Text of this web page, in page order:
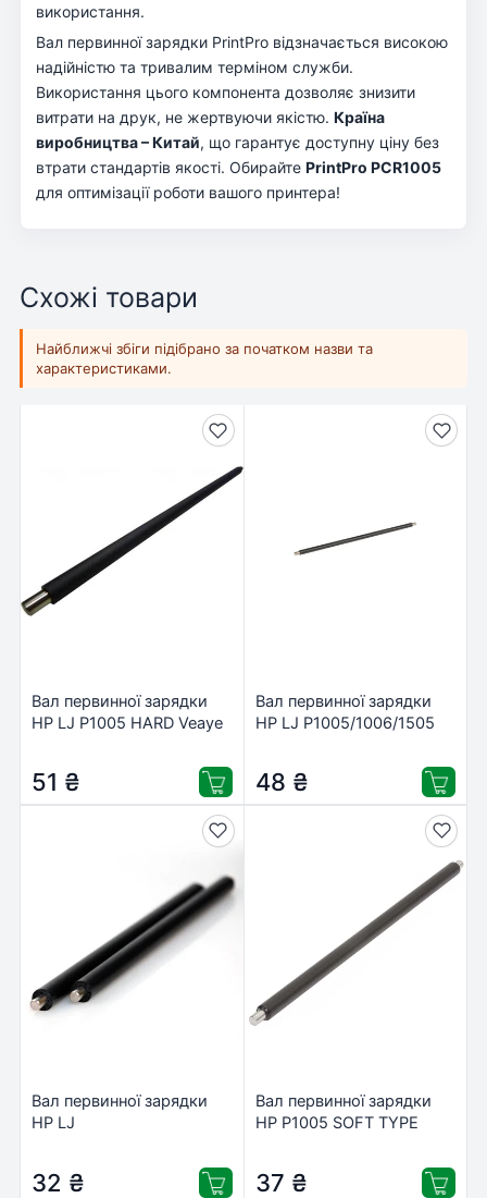
використання.
Вал первинної зарядки PrintPro відзначається високою
надійністю та тривалим терміном служби.
Використання цього компонента дозволяє знизити
витрати на друк, не жертвуючи якістю. Країна
виробництва – Китай, що гарантує доступну ціну без
втрати стандартів якості. Обирайте PrintPro PCR1005
для оптимізації роботи вашого принтера!
Схожі товари
Найближчі збіги підібрано за початком назви та
характеристиками.
Вал первинної зарядки
HP LJ P1005 HARD Veaye
51 ₴
Вал первинної зарядки
HP LJ P1005/1006/1505
48 ₴
Вал первинної зарядки
HP LJ
Everprint (EVP-PCRH1005)
32 ₴
Вал первинної зарядки
HP P1005 SOFT TYPE
37 ₴